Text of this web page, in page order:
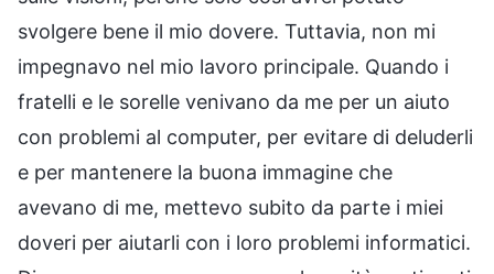
svolgere bene il mio dovere. Tuttavia, non mi
impegnavo nel mio lavoro principale. Quando i
fratelli e le sorelle venivano da me per un aiuto
con problemi al computer, per evitare di deluderli
e per mantenere la buona immagine che
avevano di me, mettevo subito da parte i miei
doveri per aiutarli con i loro problemi informatici.